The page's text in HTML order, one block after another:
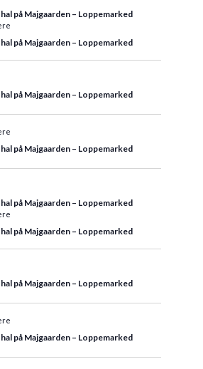
hal på Majgaarden – Loppemarked
hal på Majgaarden – Loppemarked
hal på Majgaarden – Loppemarked
hal på Majgaarden – Loppemarked
hal på Majgaarden – Loppemarked
hal på Majgaarden – Loppemarked
hal på Majgaarden – Loppemarked
hal på Majgaarden – Loppemarked